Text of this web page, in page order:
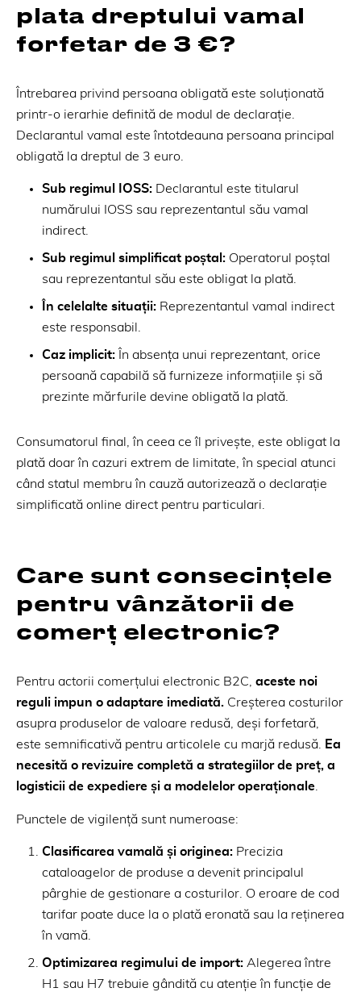
plata dreptului vamal
forfetar de 3 €?
Întrebarea privind persoana obligată este soluționată
printr-o ierarhie definită de modul de declarație.
Declarantul vamal este întotdeauna persoana principal
obligată la dreptul de 3 euro.
Sub regimul IOSS: Declarantul este titularul
numărului IOSS sau reprezentantul său vamal
indirect.
Sub regimul simplificat poștal: Operatorul poștal
sau reprezentantul său este obligat la plată.
În celelalte situații: Reprezentantul vamal indirect
este responsabil.
Caz implicit: În absența unui reprezentant, orice
persoană capabilă să furnizeze informațiile și să
prezinte mărfurile devine obligată la plată.
Consumatorul final, în ceea ce îl privește, este obligat la
plată doar în cazuri extrem de limitate, în special atunci
când statul membru în cauză autorizează o declarație
simplificată online direct pentru particulari.
Care sunt consecințele
pentru vânzătorii de
comerț electronic?
Pentru actorii comerțului electronic B2C, aceste noi
reguli impun o adaptare imediată. Creșterea costurilor
asupra produselor de valoare redusă, deși forfetară,
este semnificativă pentru articolele cu marjă redusă. Ea
necesită o revizuire completă a strategiilor de preț, a
logisticii de expediere și a modelelor operaționale.
Punctele de vigilență sunt numeroase:
Clasificarea vamală și originea: Precizia
cataloagelor de produse a devenit principalul
pârghie de gestionare a costurilor. O eroare de cod
tarifar poate duce la o plată eronată sau la reținerea
în vamă.
Optimizarea regimului de import: Alegerea între
H1 sau H7 trebuie gândită cu atenție în funcție de